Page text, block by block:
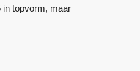
in topvorm, maar